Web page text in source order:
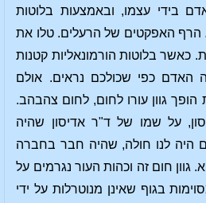
בידי עצמו, ובאמצעות בלוטות
הרף האפקטים של הרעלים. טלו את
כאשר בלוטות הורמונאליות קטנות
האדם כפי שכולכם נראים. אולם
הופך גוון עורו לחום, לחום צהבהב.
על שמו של ד"ר אדיסון שהיה
היה לנו חולה, שהיה חבר בחברה
גוון חום זה וכהות העור נגרמים על
בגוף שאינן מנוטרלות על ידי